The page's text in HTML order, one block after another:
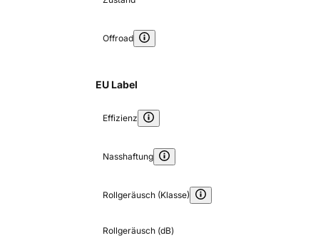
Offroad
EU Label
Effizienz
Nasshaftung
Rollgeräusch (Klasse)
Rollgeräusch (dB)